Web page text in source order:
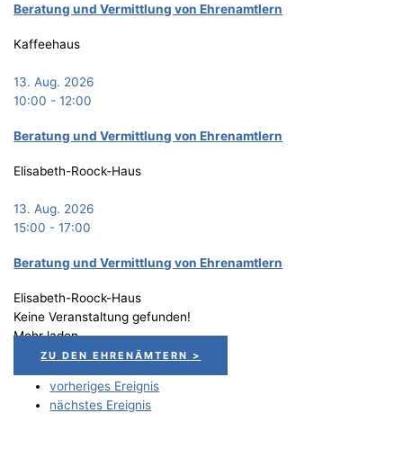
Bera­tung und Ver­mitt­lung von Ehrenamtlern
Kaffeehaus
13. Aug. 2026
10:00 -12:00
Bera­tung und Ver­mitt­lung von Ehrenamtlern
Elisabeth-Roock-Haus
13. Aug. 2026
15:00 -17:00
Bera­tung und Ver­mitt­lung von Ehrenamtlern
Elisabeth-Roock-Haus
Keine Veranstaltung gefunden!
Mehr laden
ZU DEN EHRENÄMTERN >
vorheriges Ereignis
nächstes Ereignis